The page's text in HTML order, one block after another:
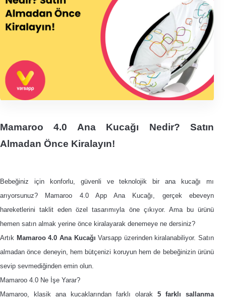
Mamaroo 4.0 Ana Kucağı Nedir? Satın
Almadan Önce Kiralayın!
Bebeğiniz için konforlu, güvenli ve teknolojik bir ana kucağı mı
arıyorsunuz? Mamaroo 4.0 App Ana Kucağı, gerçek ebeveyn
hareketlerini taklit eden özel tasarımıyla öne çıkıyor. Ama bu ürünü
hemen satın almak yerine önce kiralayarak denemeye ne dersiniz?
Artık Mamaroo 4.0 Ana Kucağı Varsapp üzerinden kiralanabiliyor. Satın
almadan önce deneyin, hem bütçenizi koruyun hem de bebeğinizin ürünü
sevip sevmediğinden emin olun.
Mamaroo 4.0 Ne İşe Yarar?
Mamaroo, klasik ana kucaklarından farklı olarak 5 farklı sallanma